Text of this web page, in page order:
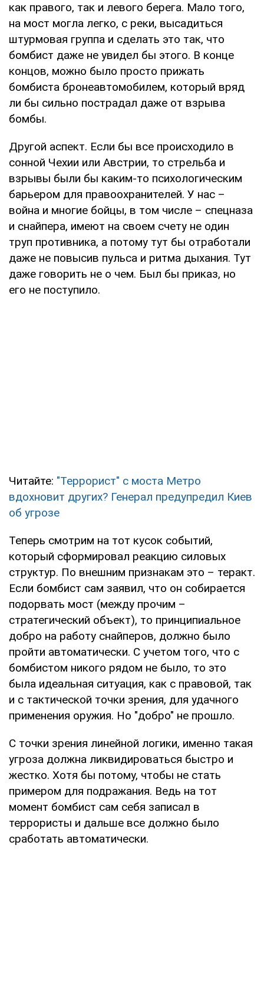
как правого, так и левого берега. Мало того,
на мост могла легко, с реки, высадиться
штурмовая группа и сделать это так, что
бомбист даже не увидел бы этого. В конце
концов, можно было просто прижать
бомбиста бронеавтомобилем, который вряд
ли бы сильно пострадал даже от взрыва
бомбы.
Другой аспект. Если бы все происходило в
сонной Чехии или Австрии, то стрельба и
взрывы были бы каким-то психологическим
барьером для правоохранителей. У нас –
война и многие бойцы, в том числе – спецназа
и снайпера, имеют на своем счету не один
труп противника, а потому тут бы отработали
даже не повысив пульса и ритма дыхания. Тут
даже говорить не о чем. Был бы приказ, но
его не поступило.
Читайте: "Террорист" с моста Метро
вдохновит других? Генерал предупредил Киев
об угрозе
Теперь смотрим на тот кусок событий,
который сформировал реакцию силовых
структур. По внешним признакам это – теракт.
Если бомбист сам заявил, что он собирается
подорвать мост (между прочим –
стратегический объект), то принципиальное
добро на работу снайперов, должно было
пройти автоматически. С учетом того, что с
бомбистом никого рядом не было, то это
была идеальная ситуация, как с правовой, так
и с тактической точки зрения, для удачного
применения оружия. Но "добро" не прошло.
С точки зрения линейной логики, именно такая
угроза должна ликвидироваться быстро и
жестко. Хотя бы потому, чтобы не стать
примером для подражания. Ведь на тот
момент бомбист сам себя записал в
террористы и дальше все должно было
сработать автоматически.